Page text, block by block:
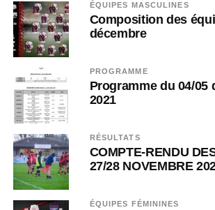
ÉQUIPES MASCULINES
Composition des
décembre
PROGRAMME
Programme du 04/05
2021
RÉSULTATS
COMPTE-RENDU
27/28 NOVEMBRE
ÉQUIPES FÉMININES